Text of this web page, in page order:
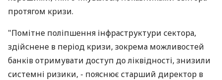
протягом кризи.
"Помітне поліпшення інфраструктури сектора,
здійснене в період кризи, зокрема можливостей
банків отримувати доступ до ліквідності, знизили
системні ризики, - пояснює старший директор в